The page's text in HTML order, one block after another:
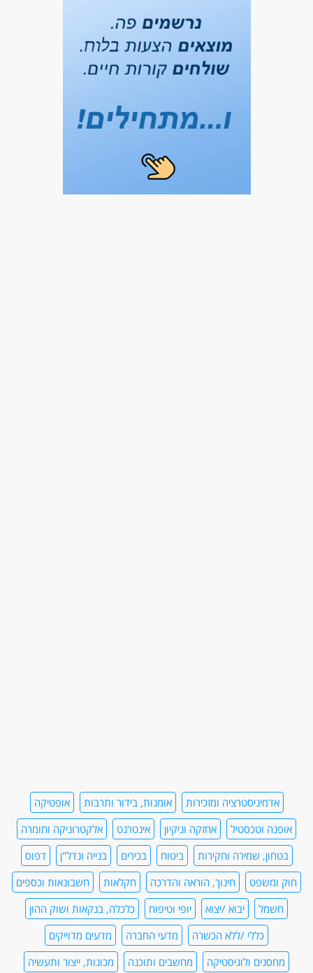
אדמיניסטרציה ומזכירות אומנות, בידור ותרבות
אופטיקה
אופנה וטכסטיל
אחזקה וניקיון אינטרנט
אלקטרוניקה וחומרה
בטחון, שמירה וחקירות
ביטוח בכירים בנייה ונדל"ן
דפוס
חוק ומשפט
חינוך, הוראה והדרכה חקלאות
חשבונאות וכספים
חשמל
יבוא /יצוא יופי וטיפוח
כלכלה, בנקאות ושוק ההון
כללי /ללא הכשרה
מדעי החברה
מדעים מדוייקים
מחסנים ולוגיסטיקה
מחשבים ותוכנה
מכונות, ייצור ותעשיה